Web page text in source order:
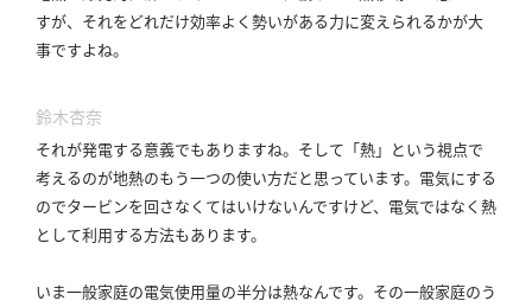
すが、それをどれだけ効率よく勢いがある力に変えられるかが大
事ですよね。
鈴木杏奈
それが発電する意義でもありますね。 そして「熱」という視点で
考えるのが地熱のもう一つの使い方だと思っています。 電気にする
のでタービンを回さなくてはいけないんですけど、電気ではなく熱
として利用する方法もあります。
いま一般家庭の電気使用量の半分は熱なんです。 その一般家庭のう